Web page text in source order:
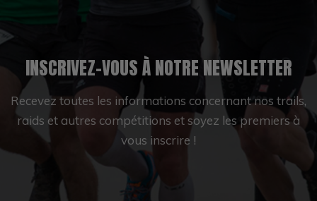
INSCRIVEZ-VOUS À NOTRE NEWSLETTER
Recevez toutes les informations concernant nos trails,
raids et autres compétitions et soyez les premiers à
vous inscrire !